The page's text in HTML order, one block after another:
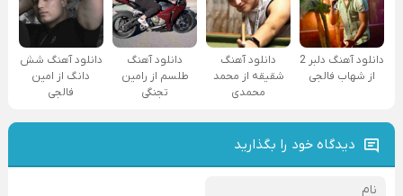
دانلود آهنگ دلبر 2
از شهاب فالجی
دانلود آهنگ
شقیقه از محمد
محمدی
دانلود آهنگ
طلسم از رامین
تجنگی
دانلود آهنگ شش
دانگ از امین
فالجی
دیدگاه خود را بگذارید